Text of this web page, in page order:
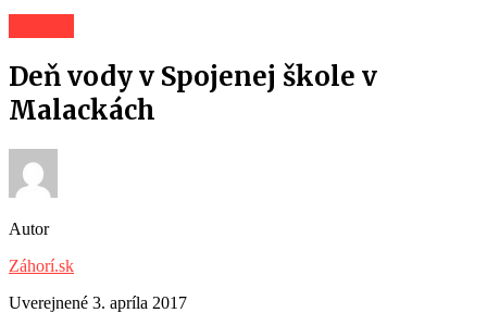
Deň vody v Spojenej škole v
Malackách
Autor
Záhorí.sk
Uverejnené 3. apríla 2017